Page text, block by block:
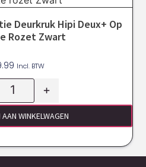
Deurkruk Hipi Deux+ Op
Rozet Zwart
Incl. BTW
+
WINKELWAGEN